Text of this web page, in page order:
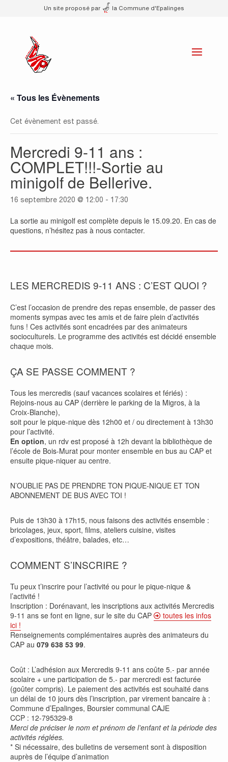
Un site proposé par la Commune d'Epalinges
« Tous les Évènements
Cet évènement est passé.
Mercredi 9-11 ans :
COMPLET!!!-Sortie au
minigolf de Bellerive.
16 septembre 2020 @ 12:00 - 17:30
La sortie au minigolf est complète depuis le 15.09.20. En cas de
questions, n’hésitez pas à nous contacter.
LES MERCREDIS 9-11 ANS : C’EST QUOI ?
C’est l’occasion de prendre des repas ensemble, de passer des
moments sympas avec tes amis et de faire plein d’activités
funs ! Ces activités sont encadrées par des animateurs
socioculturels. Le programme des activités est décidé ensemble
chaque mois.
ÇA SE PASSE COMMENT ?
Tous les mercredis (sauf vacances scolaires et fériés) :
Rejoins-nous au CAP (derrière le parking de la Migros, à la
Croix-Blanche),
soit pour le pique-nique dès 12h00 et / ou directement à 13h30
pour l’activité.
En option, un rdv est proposé à 12h devant la bibliothèque de
l’école de Bois-Murat pour monter ensemble en bus au CAP et
ensuite pique-niquer au centre.
N’OUBLIE PAS DE PRENDRE TON PIQUE-NIQUE ET TON
ABONNEMENT DE BUS AVEC TOI !
Puis de 13h30 à 17h15, nous faisons des activités ensemble :
bricolages, jeux, sport, films, ateliers cuisine, visites
d’expositions, théâtre, balades, etc…
COMMENT S’INSCRIRE ?
Tu peux t’inscrire pour l’activité ou pour le pique-nique &
l’activité !
Inscription : Dorénavant, les inscriptions aux activités Mercredis
9-11 ans se font en ligne, sur le site du CAP
toutes les infos
ici !
Renseignements complémentaires auprès des animateurs du
CAP au 079 638 53 99.
Coût : L’adhésion aux Mercredis 9-11 ans coûte 5.- par année
scolaire + une participation de 5.- par mercredi est facturée
(goûter compris). Le paiement des activités est souhaité dans
un délai de 10 jours dès l’inscription, par virement bancaire à :
Commune d’Epalinges, Boursier communal CAJE
CCP : 12-795329-8
Merci de préciser le nom et prénom de l’enfant et la période des
activités réglées.
* Si nécessaire, des bulletins de versement sont à disposition
auprès de l’équipe d’animation